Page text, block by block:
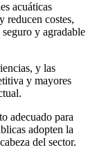
acuáticas
reducen costes,
y agradable
y las
y mayores
adecuado para
adopten la
del sector.